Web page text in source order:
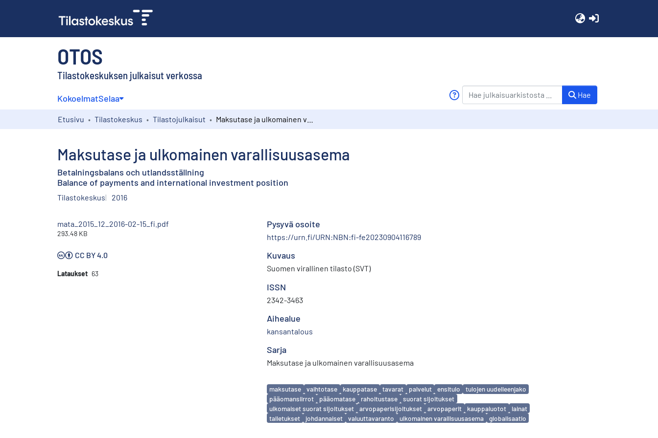
OTOS
Tilastokeskuksen julkaisut verkossa
KokoelmatSelaa Hae
Etusivu Tilastokeskus Tilastojulkaisut
Maksutase ja ulkomainen varallisuusasema
Betalningsbalans och utlandsställning
Balance of payments and international investment position
Tilastokeskus 2016
mata_2015_12_2016-02-15_fi.pdf
293.48 KB
CC BY 4.0
Lataukset 63
Pysyvä osoite
https://urn.fi/URN:NBN:fi-fe20230904116789
Kuvaus
Suomen virallinen tilasto (SVT)
ISSN
2342-3463
Aihealue
kansantalous
Sarja
Maksutase ja ulkomainen varallisuusasema
Avainsanat
maksutase vaihtotase kauppatase tavarat palvelut ensitulo
tulojen uudelleenjako
pääomansiirrot
pääomatase rahoitustase
suorat sijoitukset
ulkomaiset suorat sijoitukset
arvopaperisijoitukset arvopaperit kauppaluotot
lainat
talletukset
johdannaiset valuuttavaranto ulkomainen varallisuusasema globalisaatio